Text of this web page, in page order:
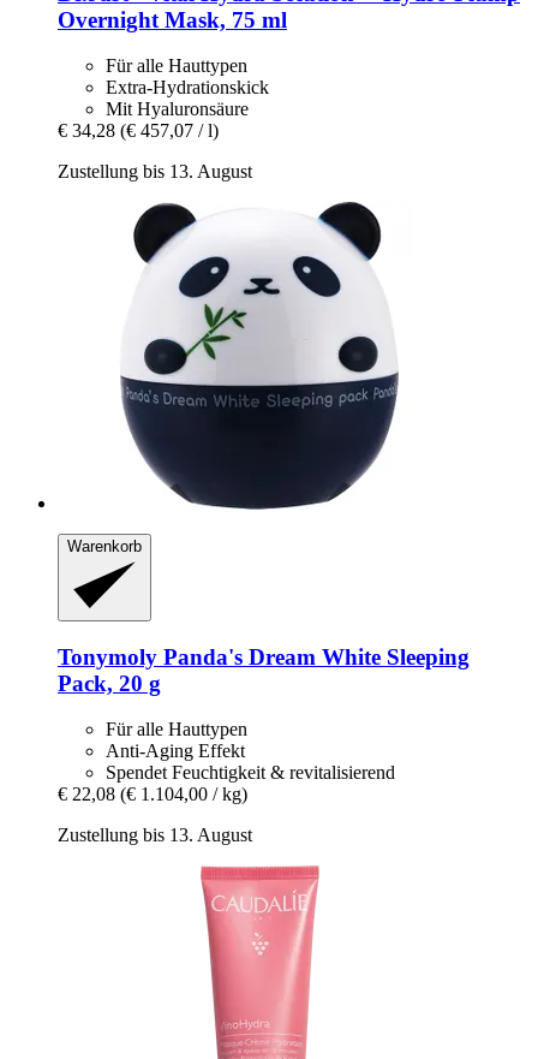
Overnight Mask, 75 ml
Für alle Hauttypen
Extra-Hydrationskick
Mit Hyaluronsäure
€ 34,28 (€ 457,07 / l)
Zustellung bis 13. August
Warenkorb
Tonymoly Panda's Dream White Sleeping
Pack, 20 g
Für alle Hauttypen
Anti-Aging Effekt
Spendet Feuchtigkeit & revitalisierend
€ 22,08 (€ 1.104,00 / kg)
Zustellung bis 13. August